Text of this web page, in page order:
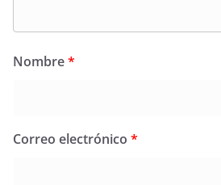
Nombre*
Correo electrónico *